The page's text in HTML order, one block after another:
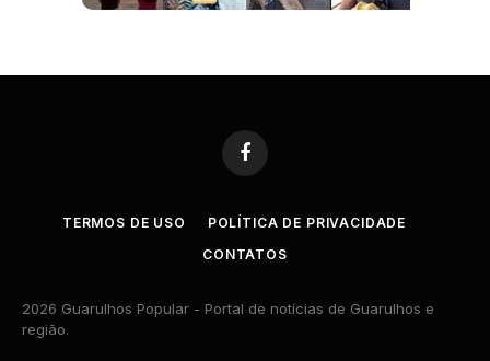
Facebook
TERMOS DE USO
POLÍTICA DE PRIVACIDADE
CONTATOS
2026 Guarulhos Popular - Portal de notícias de Guarulhos e
região.